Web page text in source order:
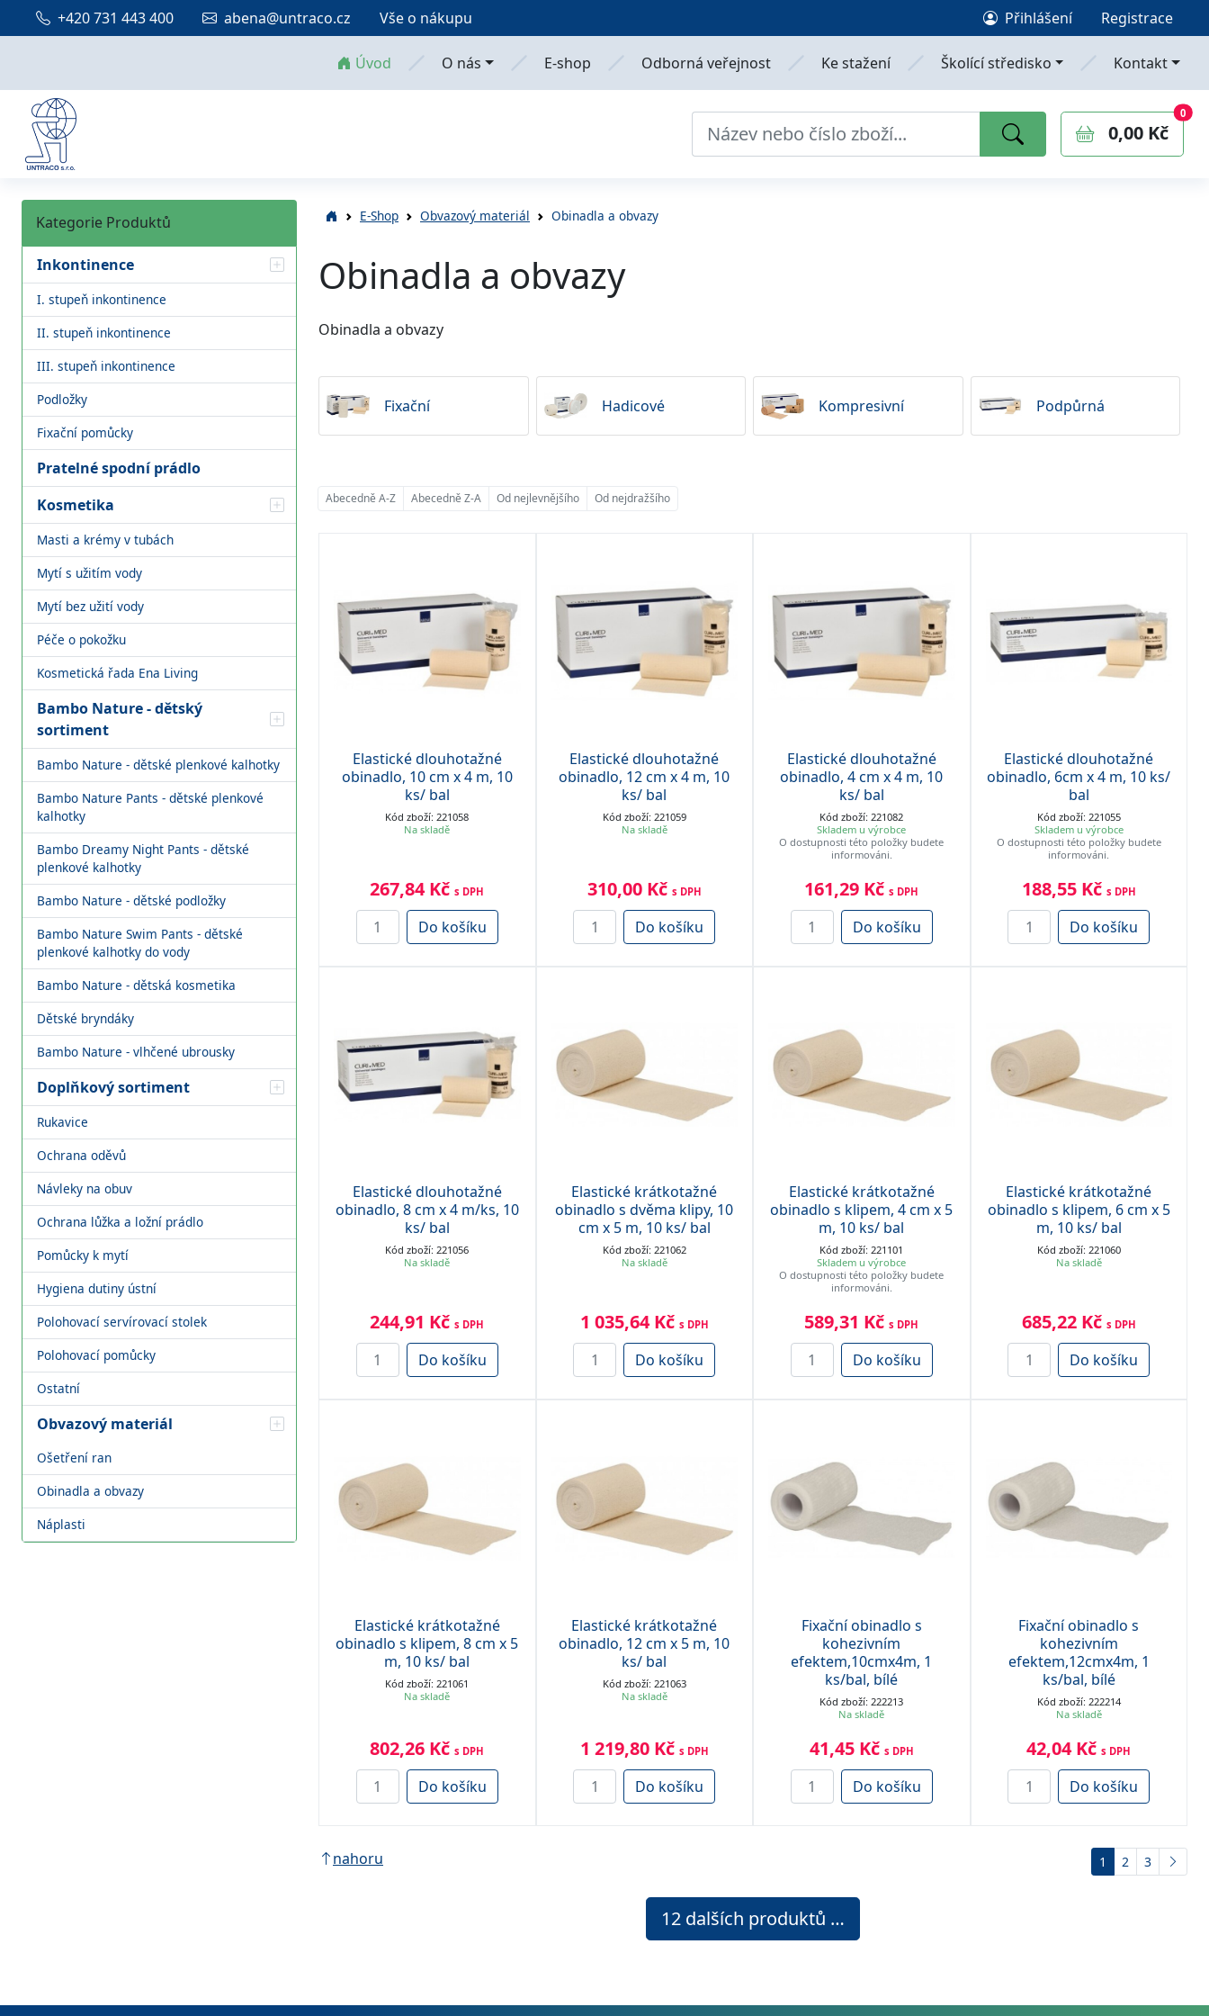
+420 731 443 400 abena@untraco.cz Vše o nákupu Přihlášení Registrace
Úvod O nás E-shop Odborná veřejnost Ke stažení Školící středisko Kontakt
0,00 Kč
0
0
Kategorie Produktů
Inkontinence
I. stupeň inkontinence
II. stupeň inkontinence
III. stupeň inkontinence
Podložky
Fixační pomůcky
Pratelné spodní prádlo
Kosmetika
Masti a krémy v tubách
Mytí s užitím vody
Mytí bez užití vody
Péče o pokožku
Kosmetická řada Ena Living
Bambo Nature - dětský
sortiment
Bambo Nature - dětské plenkové kalhotky
Bambo Nature Pants - dětské plenkové
kalhotky
Bambo Dreamy Night Pants - dětské
plenkové kalhotky
Bambo Nature - dětské podložky
Bambo Nature Swim Pants - dětské
plenkové kalhotky do vody
Bambo Nature - dětská kosmetika
Dětské bryndáky
Bambo Nature - vlhčené ubrousky
Doplňkový sortiment
Rukavice
Ochrana oděvů
Návleky na obuv
Ochrana lůžka a ložní prádlo
Pomůcky k mytí
Hygiena dutiny ústní
Polohovací servírovací stolek
Polohovací pomůcky
Ostatní
Obvazový materiál
Ošetření ran
Obinadla a obvazy
Náplasti
E-Shop Obvazový materiál Obinadla a obvazy
Obinadla a obvazy
Obinadla a obvazy
Fixační Hadicové Kompresivní Podpůrná
Abecedně A-Z Abecedně Z-A Od nejlevnějšího Od nejdražšího
Elastické dlouhotažné
obinadlo, 10 cm x 4 m, 10
ks/ bal
Kód zboží: 221058
Na skladě
267,84 Kčs DPH
Do košíku
Elastické dlouhotažné
obinadlo, 12 cm x 4 m, 10
ks/ bal
Kód zboží: 221059
Na skladě
310,00 Kč s DPH
Do košíku
Elastické dlouhotažné
obinadlo, 4 cm x 4 m, 10
ks/ bal
Kód zboží: 221082
Skladem u výrobce
O dostupnosti této položky budete
informováni.
161,29 Kčs DPH
Do košíku
Elastické dlouhotažné
obinadlo, 6cm x 4 m, 10 ks/
bal
Kód zboží: 221055
Skladem u výrobce
O dostupnosti této položky budete
informováni.
188,55 Kč s DPH
Do košíku
Elastické dlouhotažné
obinadlo, 8 cm x 4 m/ks, 10
ks/ bal
Kód zboží: 221056
Na skladě
244,91 Kčs DPH
Do košíku
Elastické krátkotažné
obinadlo s dvěma klipy, 10
cm x 5 m, 10 ks/ bal
Kód zboží: 221062
Na skladě
1 035,64 Kč s DPH
Do košíku
Elastické krátkotažné
obinadlo s klipem, 4 cm x 5
m, 10 ks/ bal
Kód zboží: 221101
Skladem u výrobce
O dostupnosti této položky budete
informováni.
589,31 Kčs DPH
Do košíku
Elastické krátkotažné
obinadlo s klipem, 6 cm x 5
m, 10 ks/ bal
Kód zboží: 221060
Na skladě
685,22 Kč s DPH
Do košíku
Elastické krátkotažné
obinadlo s klipem, 8 cm x 5
m, 10 ks/ bal
Kód zboží: 221061
Na skladě
802,26 Kčs DPH
Do košíku
Elastické krátkotažné
obinadlo, 12 cm x 5 m, 10
ks/ bal
Kód zboží: 221063
Na skladě
1 219,80 Kč s DPH
Do košíku
Fixační obinadlo s
kohezivním
efektem,10cmx4m, 1
ks/bal, bílé
Kód zboží: 222213
Na skladě
41,45 Kč s DPH
Do košíku
Fixační obinadlo s
kohezivním
efektem,12cmx4m, 1
ks/bal, bílé
Kód zboží: 222214
Na skladě
42,04 Kčs DPH
Do košíku
nahoru 1 2 3
12 dalších produktů …